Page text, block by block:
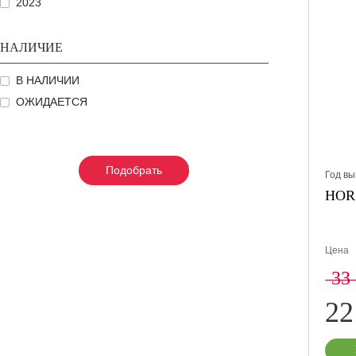
НАЛИЧИЕ
В НАЛИЧИИ
ОЖИДАЕТСЯ
Подобрать
Подобрать
Подобрать Год
Цена